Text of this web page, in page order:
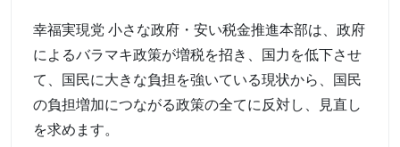
幸福実現党 小さな政府・安い税金推進本部は、政府
によるバラマキ政策が増税を招き、国力を低下させ
て、国民に大きな負担を強いている現状から、国民
の負担増加につながる政策の全てに反対し、見直し
を求めます。